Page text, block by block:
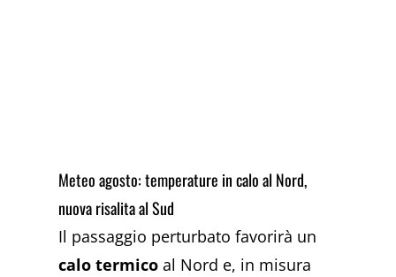
Meteo agosto: temperature in calo al Nord,
nuova risalita al Sud
Il passaggio perturbato favorirà un
calo termico al Nord e, in misura